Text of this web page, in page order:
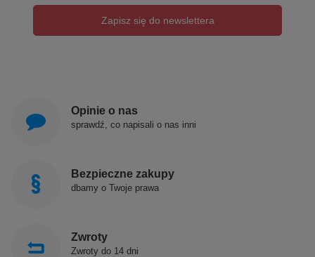
Zapisz się do newslettera
Opinie o nas
sprawdź, co napisali o nas inni
Bezpieczne zakupy
dbamy o Twoje prawa
Zwroty
Zwroty do 14 dni